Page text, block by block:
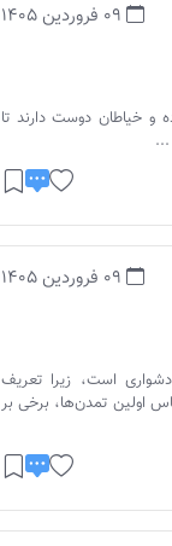
09 فروردین 1405
و خیاطان دوست دارند تا
...
09 فروردین 1405
است، زیرا تعریف
اولین تمدن‌ها، برخی بر